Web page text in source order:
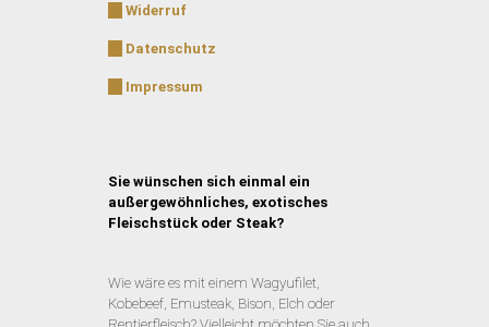
Widerruf
Datenschutz
Impressum
Sie wünschen sich einmal ein
außergewöhnliches, exotisches
Fleischstück oder Steak?
Wie wäre es mit einem Wagyufilet,
Kobebeef, Emusteak, Bison, Elch oder